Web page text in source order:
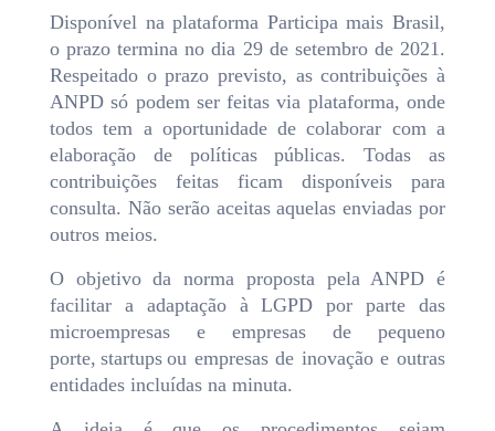
Disponível na plataforma Participa mais Brasil,
o prazo termina no dia 29 de setembro de 2021.
Respeitado o prazo previsto, as contribuições à
ANPD só podem ser feitas via plataforma, onde
todos tem a oportunidade de colaborar com a
elaboração de políticas públicas. Todas as
contribuições feitas ficam disponíveis para
consulta. Não serão aceitas aquelas enviadas por
outros meios.
O objetivo da norma proposta pela ANPD é
facilitar a adaptação à LGPD por parte das
microempresas e empresas de pequeno
porte, startups ou empresas de inovação e outras
entidades incluídas na minuta.